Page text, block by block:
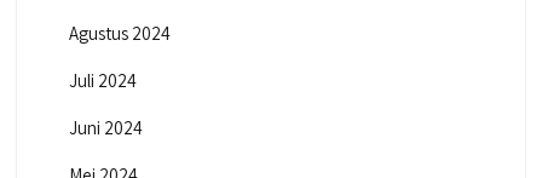
Agustus 2024
Juli 2024
Juni 2024